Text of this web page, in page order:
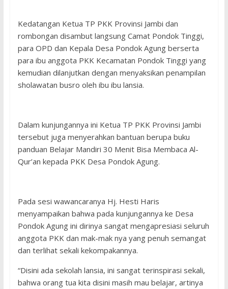
Kedatangan Ketua TP PKK Provinsi Jambi dan
rombongan disambut langsung Camat Pondok Tinggi,
para OPD dan Kepala Desa Pondok Agung berserta
para ibu anggota PKK Kecamatan Pondok Tinggi yang
kemudian dilanjutkan dengan menyaksikan penampilan
sholawatan busro oleh ibu ibu lansia.
Dalam kunjungannya ini Ketua TP PKK Provinsi Jambi
tersebut juga menyerahkan bantuan berupa buku
panduan Belajar Mandiri 30 Menit Bisa Membaca Al-
Qur’an kepada PKK Desa Pondok Agung.
Pada sesi wawancaranya Hj. Hesti Haris
menyampaikan bahwa pada kunjungannya ke Desa
Pondok Agung ini dirinya sangat mengapresiasi seluruh
anggota PKK dan mak-mak nya yang penuh semangat
dan terlihat sekali kekompakannya.
“Disini ada sekolah lansia, ini sangat terinspirasi sekali,
bahwa orang tua kita disini masih mau belajar, artinya